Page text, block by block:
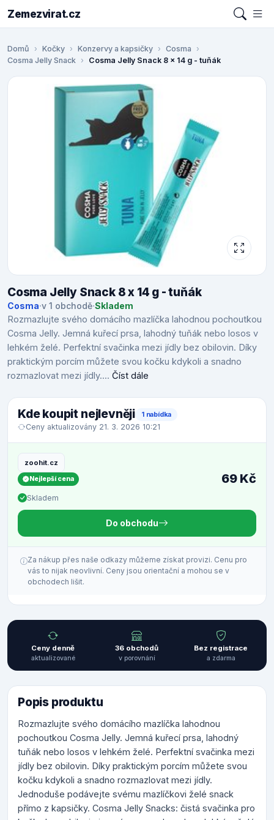
Zemezvirat.cz
Domů Kočky Konzervy a kapsičky
Cosma
Cosma Jelly Snack
Cosma Jelly Snack 8 x 14 g - tuňák
Cosma Jelly Snack 8 x 14 g - tuňák
Cosma·v 1 obchodě·Skladem
Rozmazlujte svého domácího mazlíčka lahodnou pochoutkou
Cosma Jelly. Jemná kuřecí prsa, lahodný tuňák nebo losos v
lehkém želé. Perfektní svačinka mezi jídly bez obilovin. Díky
praktickým porcím můžete svou kočku kdykoli a snadno
rozmazlovat mezi jídly.... Číst dále
Kde koupit nejlevněji 1 nabídka
Ceny aktualizovány 21. 3. 2026 10:21
zoohit.cz
Nejlepší cena
Skladem
69 Kč
Do obchodu
Za nákup přes naše odkazy můžeme získat provizi. Cenu pro
vás to nijak neovlivní. Ceny jsou orientační a mohou se v
obchodech lišit.
Ceny denně
aktualizované
36 obchodů
v porovnání
Bez registrace
a zdarma
Popis produktu
Rozmazlujte svého domácího mazlíčka lahodnou
pochoutkou Cosma Jelly. Jemná kuřecí prsa, lahodný
tuňák nebo losos v lehkém želé. Perfektní svačinka mezi
jídly bez obilovin. Díky praktickým porcím můžete svou
kočku kdykoli a snadno rozmazlovat mezi jídly.
Jednoduše podávejte svému mazlíčkovi želé snack
přímo z kapsičky. Cosma Jelly Snacks: čistá svačinka pro